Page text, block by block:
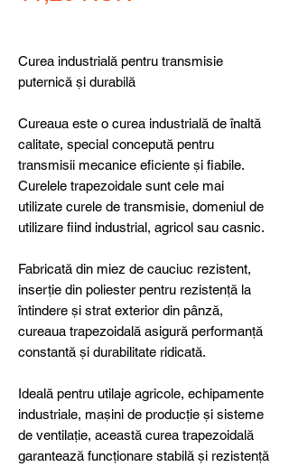
Curea industrială pentru transmisie
puternică și durabilă
Cureaua este o curea industrială de înaltă
calitate, special concepută pentru
transmisii mecanice eficiente și fiabile.
Curelele trapezoidale sunt cele mai
utilizate curele de transmisie, domeniul de
utilizare fiind industrial, agricol sau casnic.
Fabricată din miez de cauciuc rezistent,
inserție din poliester pentru rezistență la
întindere și strat exterior din pânză,
cureaua trapezoidală asigură performanță
constantă și durabilitate ridicată.
Ideală pentru utilaje agricole, echipamente
industriale, mașini de producție și sisteme
de ventilație, această curea trapezoidală
garantează funcționare stabilă și rezistență